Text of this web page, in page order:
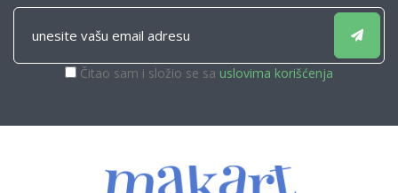
Čitao sam i složio se sa uslovima korišćenja